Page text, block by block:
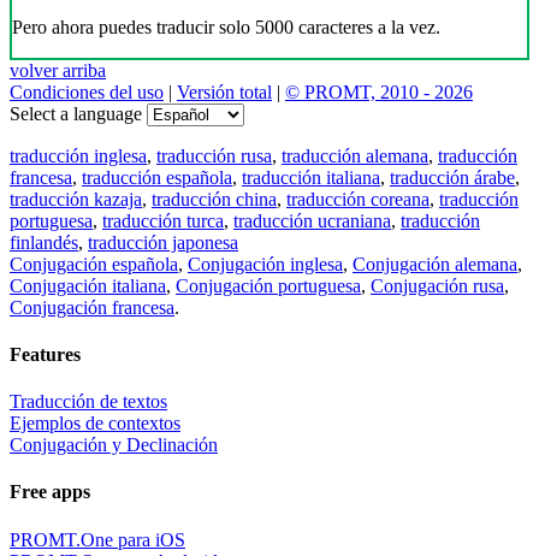
Pero ahora puedes traducir solo 5000 caracteres a la vez.
volver arriba
Condiciones del uso | Versión total | © PROMT, 2010 - 2026
Select a language
traducción inglesa, traducción rusa, traducción alemana, traducción
francesa, traducción española, traducción italiana, traducción árabe,
traducción kazaja, traducción china, traducción coreana, traducción
portuguesa, traducción turca, traducción ucraniana, traducción
finlandés, traducción japonesa
Conjugación española, Conjugación inglesa, Conjugación alemana,
Conjugación italiana, Conjugación portuguesa, Conjugación rusa,
Conjugación francesa.
Features
Traducción de textos
Ejemplos de contextos
Conjugación y Declinación
Free apps
PROMT.One para iOS